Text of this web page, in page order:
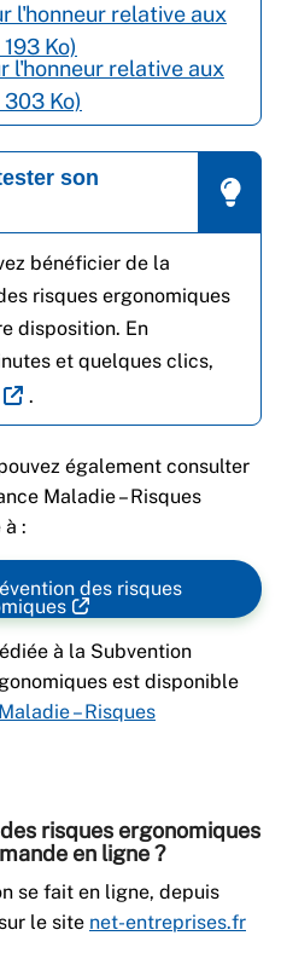
l'honneur relative aux
Ko)
l'honneur relative aux
Ko)
son
bénéficier de la
risques ergonomiques
disposition. En
et quelques clics,
.
également consulter
Maladie – Risques
:
des risques
à la Subvention
est disponible
– Risques
risques ergonomiques
en ligne ?
se fait en ligne, depuis
le site net-entreprises.fr